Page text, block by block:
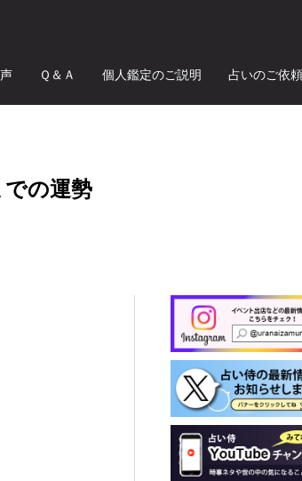
Ｑ＆Ａ 個人鑑定のご説明 占いのご依頼
の運勢